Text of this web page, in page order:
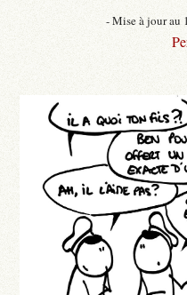
- Mise à jour au